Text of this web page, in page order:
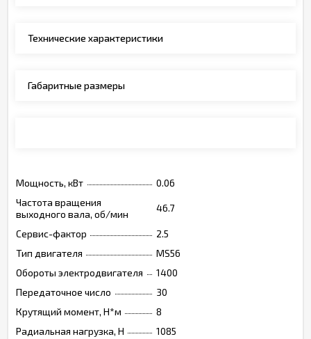
Технические характеристики
Габаритные размеры
Мощность, кВт
0.06
Частота вращения
выходного вала, об/мин
46.7
Сервис-фактор
2.5
Тип двигателя
MS56
Обороты электродвигателя
1400
Передаточное число
30
Крутящий момент, Н*м
8
Радиальная нагрузка, Н
1085